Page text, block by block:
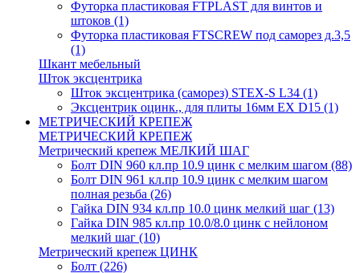
Футорка пластиковая FTPLAST для винтов и
штоков (1)
Футорка пластиковая FTSCREW под саморез д.3,5
(1)
Шкант мебельный
Шток эксцентрика
Шток эксцентрика (саморез) STEX-S L34 (1)
Эксцентрик оцинк., для плиты 16мм EX D15 (1)
МЕТРИЧЕСКИЙ КРЕПЕЖ
МЕТРИЧЕСКИЙ КРЕПЕЖ
Метрический крепеж МЕЛКИЙ ШАГ
Болт DIN 960 кл.пр 10.9 цинк с мелким шагом (88)
Болт DIN 961 кл.пр 10.9 цинк с мелким шагом
полная резьба (26)
Гайка DIN 934 кл.пр 10.0 цинк мелкий шаг (13)
Гайка DIN 985 кл.пр 10.0/8.0 цинк с нейлоном
мелкий шаг (10)
Метрический крепеж ЦИНК
Болт (226)